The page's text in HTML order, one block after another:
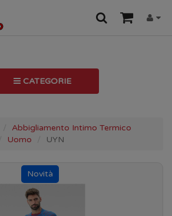
CATEGORIE
Abbigliamento Intimo Termico
Uomo UYN